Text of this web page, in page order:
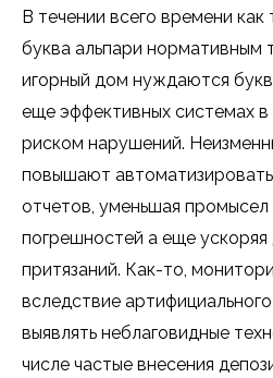
В течении всего времени
буква альпари нормативным
игорный дом нуждаются
еще эффективных системах в
риском нарушений.
повышают автоматизировать
отчетов, уменьшая
погрешностей а еще
притязаний. Как-то,
вследствие
выявлять неблаговидные
числе частые внесения